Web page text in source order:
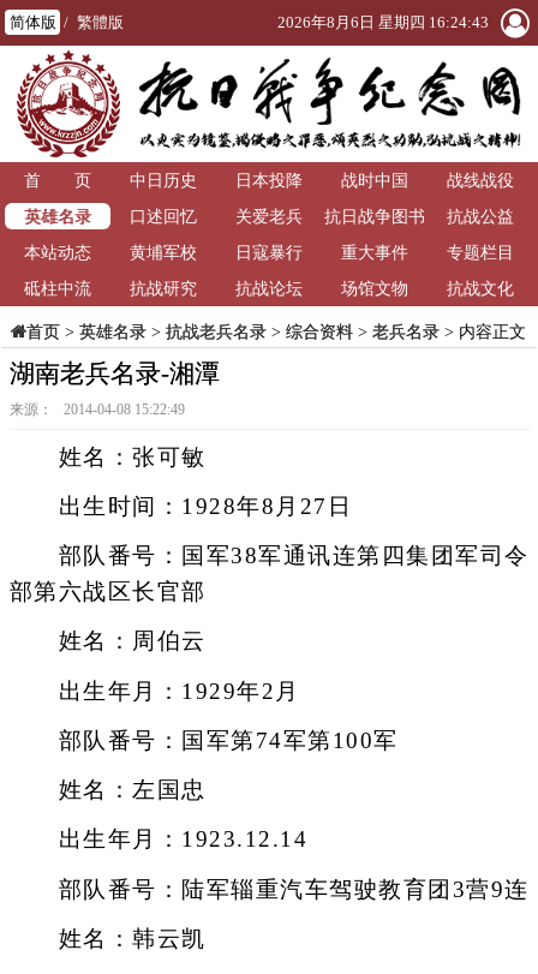
简体版 / 繁體版 2026年8月6日 星期四 16:24:43
首 页 中日历史 日本投降 战时中国
战线战役
英雄名录
口述回忆 关爱老兵
抗日战争图书
馆
抗战公益
本站动态
黄埔军校 日寇暴行 重大事件
专题栏目
砥柱中流
抗战研究 抗战论坛 场馆文物 抗战文化
首页> 英雄名录> 抗战老兵名录> 综合资料> 老兵名录> 内容正文
湖南老兵名录-湘潭
来源： 2014-04-08 15:22:49
姓名：张可敏
出生时间：1928年8月27日
部队番号：国军38军通讯连第四集团军司令
部第六战区长官部
姓名：周伯云
出生年月：1929年2月
部队番号：国军第74军第100军
姓名：左国忠
出生年月：1923.12.14
部队番号：陆军辎重汽车驾驶教育团3营9连
姓名：韩云凯